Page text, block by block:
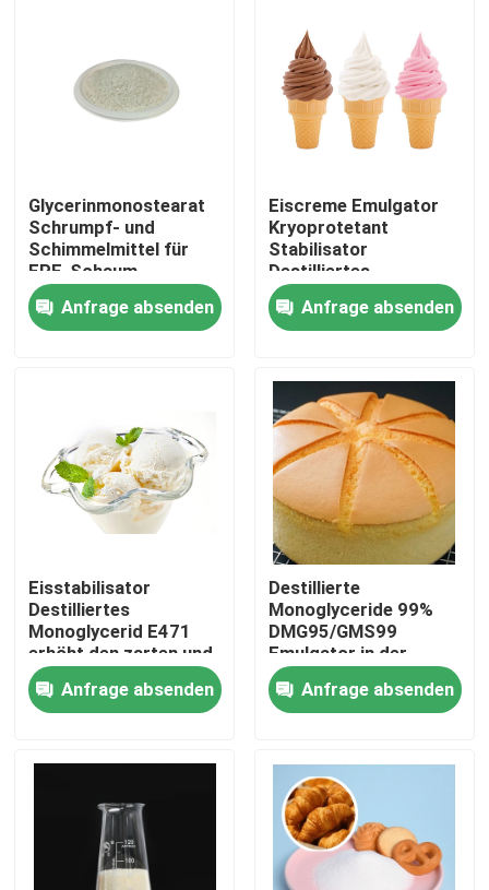
Haus
Produkte
VR-Show
Über uns
Fabrik-Ausflug
Qualitätskontrolle
Nachrichten
Fordern Sie ein Zitat
Glycerinmonostearat
Schrumpf- und
Schimmelmittel für
EPE-Schaum
Anfrage absenden
Eiscreme Emulgator
Kryoprotetant
Stabilisator
Destilliertes
Monoglycerid E471
Anfrage absenden
Eisstabilisator
Destilliertes
Monoglycerid E471
erhöht den zarten und
glatten Geschmack
Anfrage absenden
Destillierte
Monoglyceride 99%
DMG95/GMS99
Emulgator in der
Backindustrie
verwendet
Anfrage absenden